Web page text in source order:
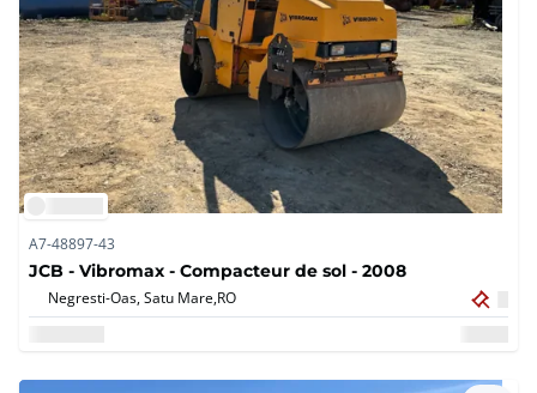
A7-48897-43
JCB - Vibromax - Compacteur de sol - 2008
Negresti-Oas, Satu Mare,RO